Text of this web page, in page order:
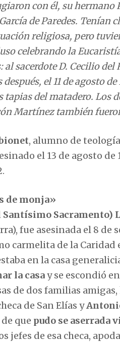
con él, su
de Paredes. Tenían
religiosa, pero
celebrando la
al sacerdote D. Cecilio
el 11 de agosto
tapias del matadero. Los
Martínez también
, alumno de
el 13 de agosto de
de monja»
Sacramento)
fue asesinada el 8 de
carmelita de la Caridad
en la casa
la casay se escondió
de dos familias amigas,
de San Elías y
que pudo se aserrada
jefes de esa checa,